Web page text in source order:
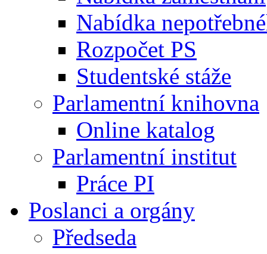
Nabídka
Rozpočet PS
Studentské stáže
Parlamentní knihovna
Online katalog
Parlamentní institut
Práce PI
Poslanci a orgány
Předseda